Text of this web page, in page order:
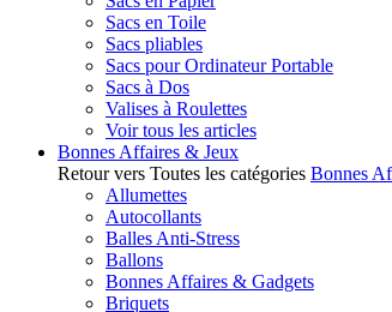
Sacs en Toile
Sacs pliables
Sacs pour Ordinateur Portable
Sacs à Dos
Valises à Roulettes
Voir tous les articles
Bonnes Affaires & Jeux
Retour vers Toutes les catégories Bonnes
Allumettes
Autocollants
Balles Anti-Stress
Ballons
Bonnes Affaires & Gadgets
Briquets